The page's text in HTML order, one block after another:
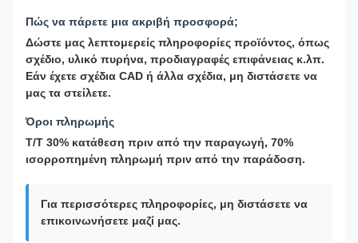
Πώς να πάρετε μια ακριβή προσφορά;
Δώστε μας λεπτομερείς πληροφορίες προϊόντος, όπως
σχέδιο, υλικό πυρήνα, προδιαγραφές επιφάνειας κ.λπ.
Εάν έχετε σχέδια CAD ή άλλα σχέδια, μη διστάσετε να
μας τα στείλετε.
Όροι πληρωμής
T/T 30% κατάθεση πριν από την παραγωγή, 70%
ισορροπημένη πληρωμή πριν από την παράδοση.
Για περισσότερες πληροφορίες, μη διστάσετε να
επικοινωνήσετε μαζί μας.